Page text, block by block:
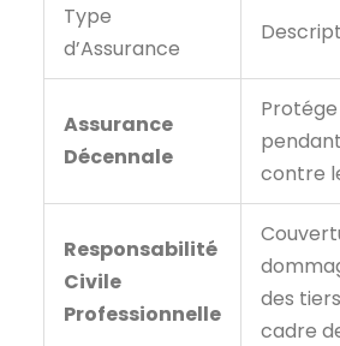
Type
d’Assurance
Assurance
Décennale
pendant
contre
Responsabilité
Civile
Professionnelle
des
cadre